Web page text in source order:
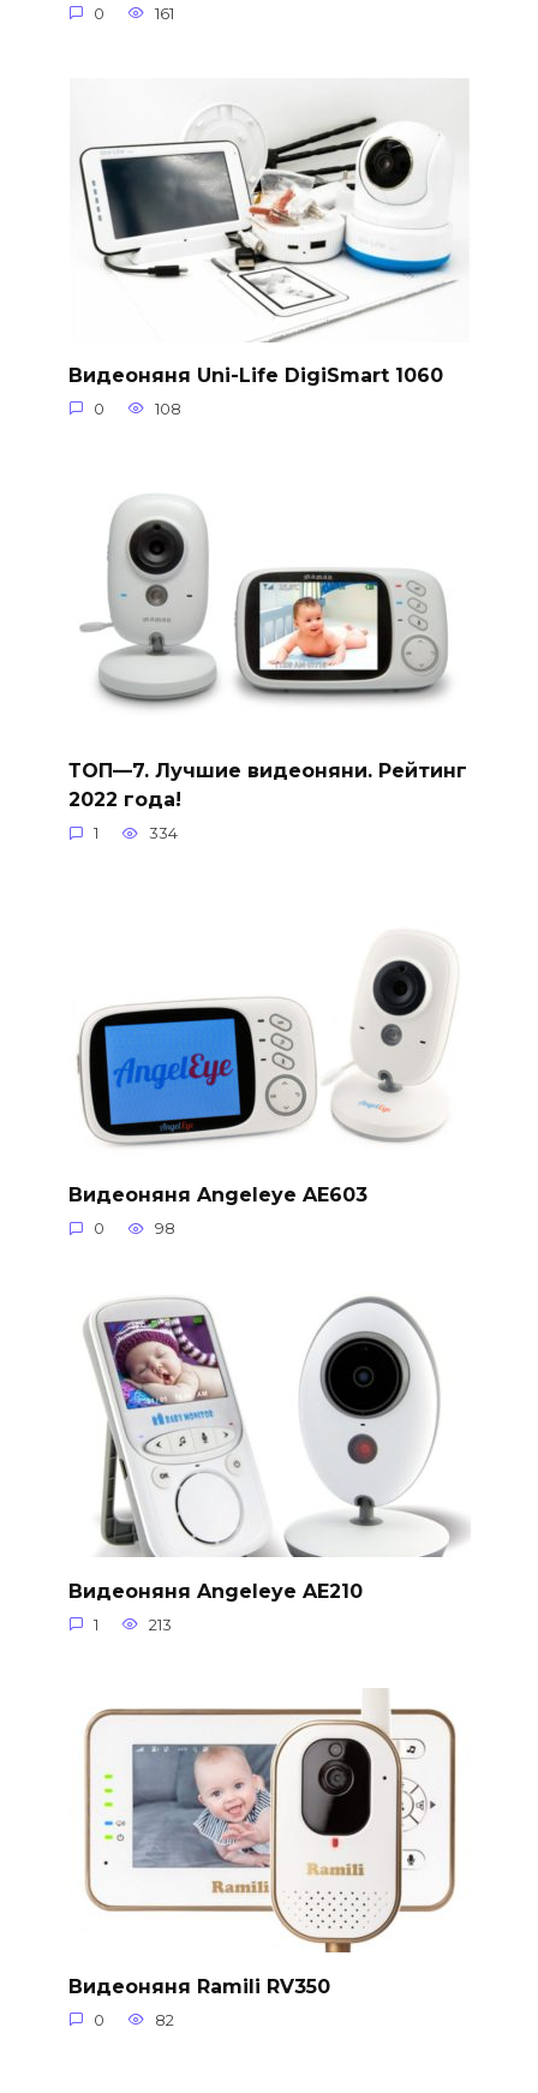
0 161
Видеоняня Uni-Life DigiSmart 1060
0 108
ТОП—7. Лучшие видеоняни. Рейтинг
2022 года!
1 334
Видеоняня Angeleye AE603
0 98
Видеоняня Angeleye AE210
1 213
Видеоняня Ramili RV350
0 82